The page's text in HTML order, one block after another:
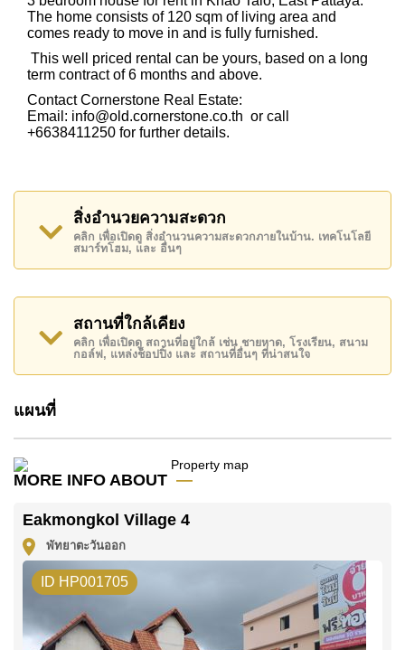
The home consists of 120 sqm of living area and
comes ready to move in and is fully furnished.
This well priced rental can be yours, based on a long
term contract of 6 months and above.
Contact Cornerstone Real Estate:
Email: info@old.cornerstone.co.th or call
+6638411250 for further details.
สิ่งอำนวยความสะดวก
คลิก เพื่อเปิดดู สิ่งอำนวนความสะดวกภายในบ้าน. เทคโนโลยี
สมาร์ทโฮม, และ อื่นๆ
สถานที่ใกล้เคียง
คลิก เพื่อเปิดดู สถานที่อยู่ใกล้ เช่น ชายหาด, โรงเรียน, สนาม
กอล์ฟ, แหล่งช็อปปิ้ง และ สถานที่อื่นๆ ที่น่าสนใจ
แผนที่
MORE INFO ABOUT
Eakmongkol Village 4
พัทยาตะวันออก
ID HP001705